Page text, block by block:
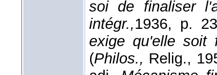
soi de finaliser
intégr.,1936, p.
exige qu'elle soit
(Philos., Relig.,